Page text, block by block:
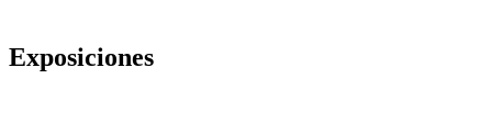
Exposiciones